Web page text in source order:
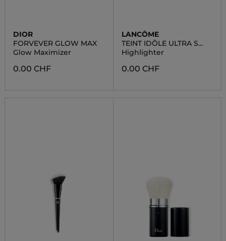
DIOR
FORVEVER GLOW MAX
Glow Maximizer
0.00 CHF
LANCÔME
TEINT IDÔLE ULTRA S
HIGH
Highlighter
0.00 CHF